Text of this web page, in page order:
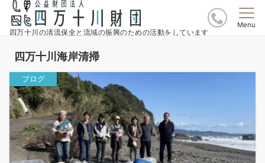
四万十川の清流保全と流域の振興のための活動をしています
Menu
四万十川海岸清掃
ブログ